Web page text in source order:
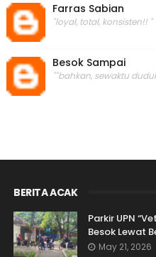
Farras Sabian
"loyal, total, konsisten!! "
Besok Sampai
""bahkan, sewaktu
BERITA ACAK
Parkir UPN
Besok Lewat
May 21, 2026